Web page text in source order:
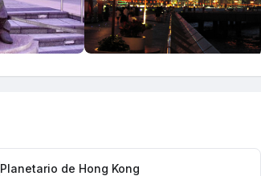
Planetario de Hong Kong